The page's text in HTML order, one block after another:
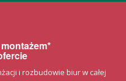
i rozbudowie biur w całej